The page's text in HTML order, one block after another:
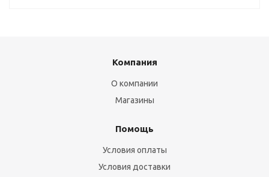
Компания
О компании
Магазины
Помощь
Условия оплаты
Условия доставки